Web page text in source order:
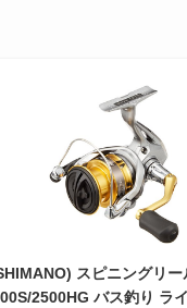
スピニングリ
2500HG バス釣り ラ